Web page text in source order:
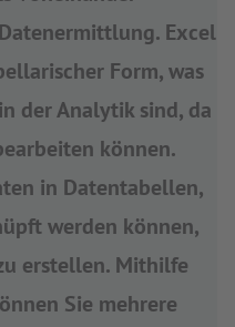
Excel
Form, was
der Analytik sind, da
können.
in Datentabellen,
werden können,
erstellen. Mithilfe
Sie mehrere